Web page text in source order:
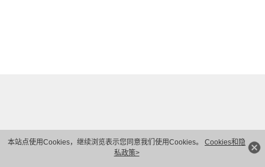
本站点使用Cookies，继续浏览表示您同意我们使用Cookies。 Cookies和隐
私政策>